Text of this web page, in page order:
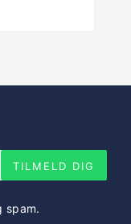
TILMELD DIG
spam.